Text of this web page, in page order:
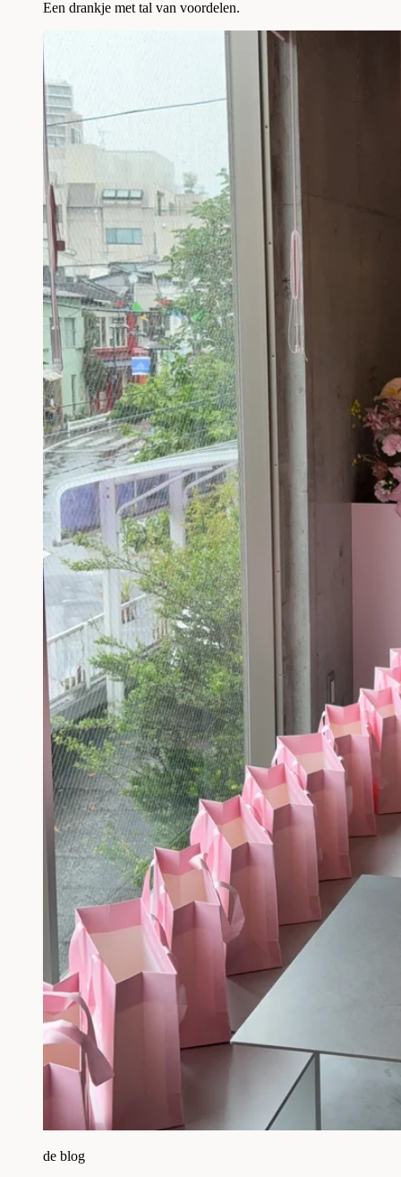
Een drankje met tal van voordelen.
de blog